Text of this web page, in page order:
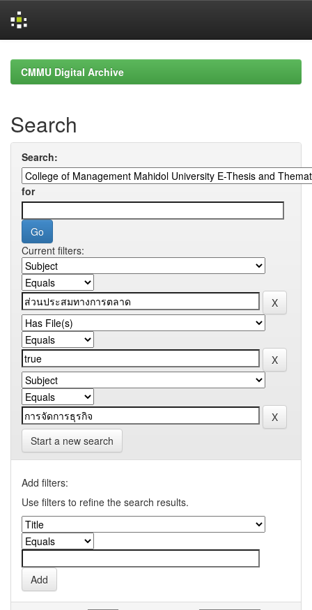
navigationCMMU Digital Archive
Search
Search:
for
Current filters:
Start a new search
Add filters:
Use filters to refine the search results.